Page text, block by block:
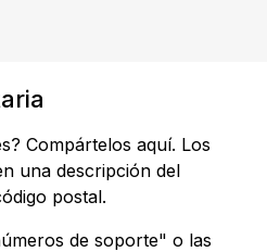
Compártelos aquí. Los
una descripción del
postal.
de soporte" o las